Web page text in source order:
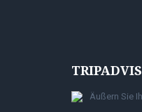
Äußern Sie